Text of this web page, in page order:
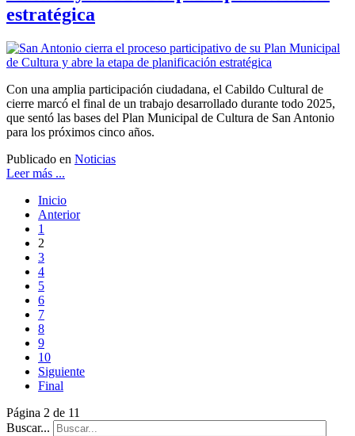
estratégica
Con una amplia participación ciudadana, el Cabildo Cultural de
cierre marcó el final de un trabajo desarrollado durante todo 2025,
que sentó las bases del Plan Municipal de Cultura de San Antonio
para los próximos cinco años.
Publicado en Noticias
Leer más ...
Inicio
Anterior
1
2
3
4
5
6
7
8
9
10
Siguiente
Final
Página 2 de 11
Buscar...